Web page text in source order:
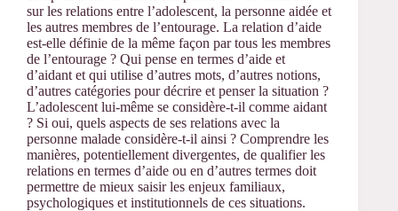
sur les relations entre l’adolescent, la personne aidée et
les autres membres de l’entourage. La relation d’aide
est-elle définie de la même façon par tous les membres
de l’entourage ? Qui pense en termes d’aide et
d’aidant et qui utilise d’autres mots, d’autres notions,
d’autres catégories pour décrire et penser la situation ?
L’adolescent lui-même se considère-t-il comme aidant
? Si oui, quels aspects de ses relations avec la
personne malade considère-t-il ainsi ? Comprendre les
manières, potentiellement divergentes, de qualifier les
relations en termes d’aide ou en d’autres termes doit
permettre de mieux saisir les enjeux familiaux,
psychologiques et institutionnels de ces situations.